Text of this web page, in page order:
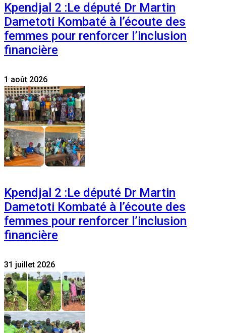
Kpendjal 2 :Le député Dr Martin
Dametoti Kombaté à l’écoute des
femmes pour renforcer l’inclusion
financière
1 août 2026
Kpendjal 2 :Le député Dr Martin
Dametoti Kombaté à l’écoute des
femmes pour renforcer l’inclusion
financière
31 juillet 2026